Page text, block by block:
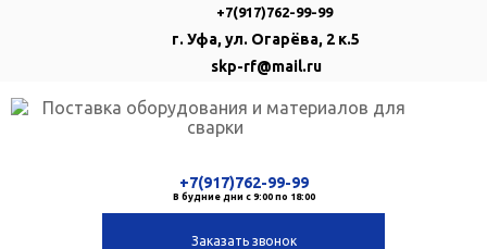
+7(917)762-99-99
г. Уфа, ул. Огарёва, 2 к.5
skp-rf@mail.ru
+7(917)762-99-99
В будние дни с 9:00 по 18:00
Заказать звонок